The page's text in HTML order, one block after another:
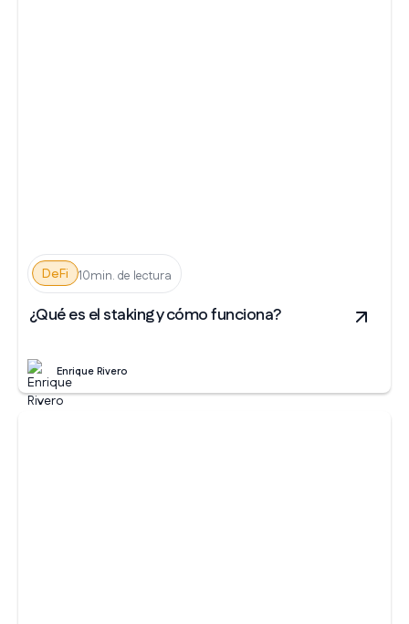
DeFi 10min. de lectura
¿Qué es el staking y cómo funciona?
Enrique Rivero